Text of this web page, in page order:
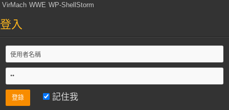
VirMach WWE WP-ShellStorm
登入
記住我